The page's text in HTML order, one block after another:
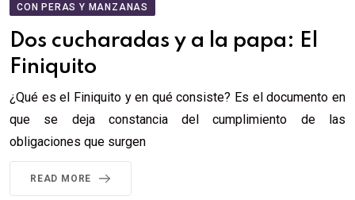
CON PERAS Y MANZANAS
Dos cucharadas y a la papa: El
Finiquito
¿Qué es el Finiquito y en qué consiste? Es el documento en
que se deja constancia del cumplimiento de las
obligaciones que surgen
READ MORE